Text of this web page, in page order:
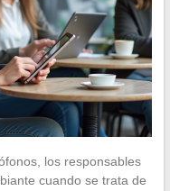
los responsables
cuando se trata de